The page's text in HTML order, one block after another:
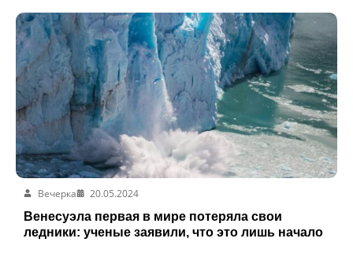
Вечерка
20.05.2024
Венесуэла первая в мире потеряла свои
ледники: ученые заявили, что это лишь начало